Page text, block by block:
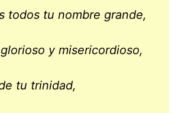
todos tu nombre grande,
y misericordioso,
tu trinidad,